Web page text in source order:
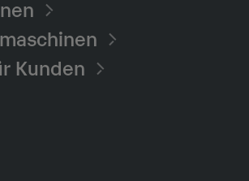
Kunden